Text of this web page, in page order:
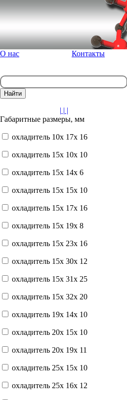
О нас Контакты
| | |
Габаритные размеры, мм
охладитель 10x 17x 16
охладитель 15x 10x 10
охладитель 15x 14x 6
охладитель 15x 15x 10
охладитель 15x 17x 16
охладитель 15x 19x 8
охладитель 15x 23x 16
охладитель 15x 30x 12
охладитель 15x 31x 25
охладитель 15x 32x 20
охладитель 19x 14x 10
охладитель 20x 15x 10
охладитель 20x 19x 11
охладитель 25x 15x 10
охладитель 25x 16x 12